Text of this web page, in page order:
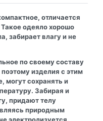
отличается
одеяло хорошо
забирает влагу и не
по своему составу
изделия с этим
могут сохранять и
Забирая и
придают телу
природным